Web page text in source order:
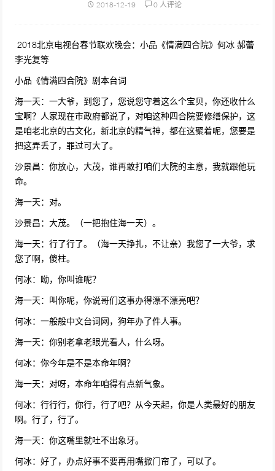
沈腾马丽小品《还不还》鞭挞诚信缺失| 2022
央视春晚
48731次播放
2019年春晚小品《占位子》沈腾变奶爸为儿掀
夺位大战
蔡明葛优爆笑演绎老年防诈骗小品
40402次播放
39502次播放
2019年春晚小品《啼笑皆非》贾玲变保洁张小
39111次播放
伟
36361次播放
35063次播放
2018-12-19 0 人评论
2018北京电视台春节联欢晚会：小品《情满四合院》何冰 郝蕾
李光复等
小品《情满四合院》剧本台词
海一天：一大爷，到您了，您说您守着这么个宝贝，你还收什么
宝啊？人家现在市政府都说了，对咱这种四合院要修缮保护，这
是咱老北京的古文化，新北京的精气神，都在这聚着呢，您要是
把这弄丢了，罪过可大了。
沙景昌：你放心，大茂，谁再敢打咱们大院的主意，我就跟他玩
命。
海一天：对。
沙景昌：大茂。（一把抱住海一天）。
海一天：行了行了。（海一天挣扎，不让亲）我您了一大爷，求
您了啊，傻柱。
何冰：呦，你叫谁呢？
海一天：叫你呢，你说哥们这事办得漂不漂亮吧？
何冰：一般般中文台词网，狗年办了件人事。
海一天：你别老拿老眼光看人，什么呀。
何冰：你今年是不是本命年啊？
海一天：对呀，本命年咱得有点新气象。
何冰：行行行，你行，行了吧？从今天起，你是人类最好的朋友
啊。行了，行了。
海一天：你这嘴里就吐不出象牙。
何冰：好了，办点好事不要再用嘴掀门帘了，可以了。